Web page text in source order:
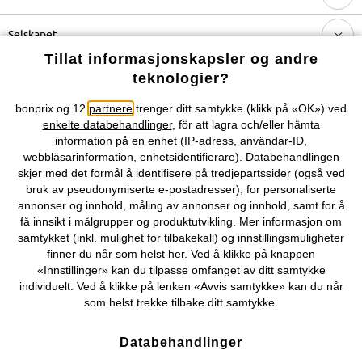
Selskapet
Du kan også finne oss på
Personopplysninger Cookie-innstillinger
Om Oss Angre kjøp
©2026 bonprix.
Tillat informasjonskapsler og andre
teknologier?
bonprix og 12 partnere trenger ditt samtykke (klikk på «OK») ved
enkelte databehandlinger, för att lagra och/eller hämta
information på en enhet (IP-adress, användar-ID,
webbläsarinformation, enhetsidentifierare). Databehandlingen
skjer med det formål å identifisere på tredjepartssider (også ved
bruk av pseudonymiserte e-postadresser), for personaliserte
annonser og innhold, måling av annonser og innhold, samt for å
få innsikt i målgrupper og produktutvikling. Mer informasjon om
samtykket (inkl. mulighet for tilbakekall) og innstillingsmuligheter
finner du når som helst her. Ved å klikke på knappen
«Innstillinger» kan du tilpasse omfanget av ditt samtykke
individuelt. Ved å klikke på lenken «Avvis samtykke» kan du når
som helst trekke tilbake ditt samtykke.
Databehandlinger